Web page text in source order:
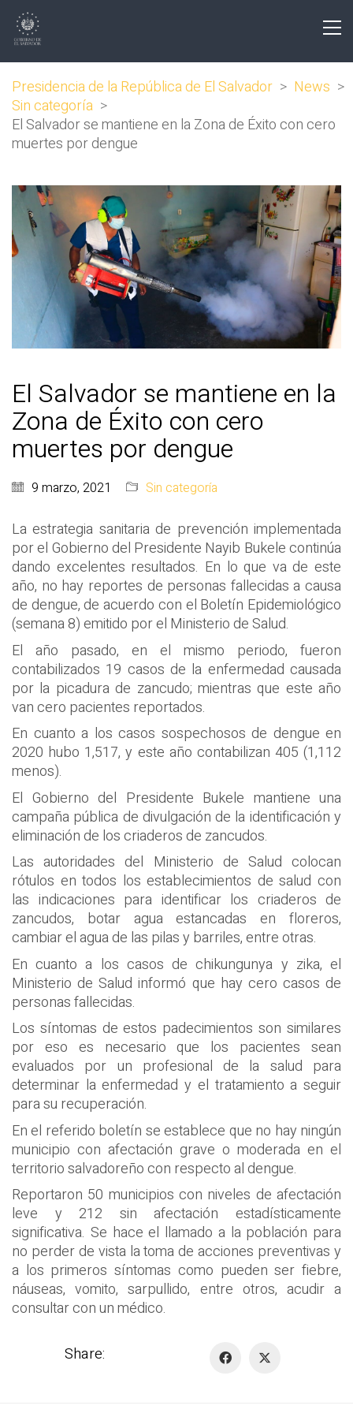
Presidencia de la República de El Salvador > News >
Sin categoría >
El Salvador se mantiene en la Zona de Éxito con cero
muertes por dengue
El Salvador se mantiene en la
Zona de Éxito con cero
muertes por dengue
9 marzo, 2021 Sin categoría
La estrategia sanitaria de prevención implementada
por el Gobierno del Presidente Nayib Bukele continúa
dando excelentes resultados. En lo que va de este
año, no hay reportes de personas fallecidas a causa
de dengue, de acuerdo con el Boletín Epidemiológico
(semana 8) emitido por el Ministerio de Salud.
El año pasado, en el mismo periodo, fueron
contabilizados 19 casos de la enfermedad causada
por la picadura de zancudo; mientras que este año
van cero pacientes reportados.
En cuanto a los casos sospechosos de dengue en
2020 hubo 1,517, y este año contabilizan 405 (1,112
menos).
El Gobierno del Presidente Bukele mantiene una
campaña pública de divulgación de la identificación y
eliminación de los criaderos de zancudos.
Las autoridades del Ministerio de Salud colocan
rótulos en todos los establecimientos de salud con
las indicaciones para identificar los criaderos de
zancudos, botar agua estancadas en floreros,
cambiar el agua de las pilas y barriles, entre otras.
En cuanto a los casos de chikungunya y zika, el
Ministerio de Salud informó que hay cero casos de
personas fallecidas.
Los síntomas de estos padecimientos son similares
por eso es necesario que los pacientes sean
evaluados por un profesional de la salud para
determinar la enfermedad y el tratamiento a seguir
para su recuperación.
En el referido boletín se establece que no hay ningún
municipio con afectación grave o moderada en el
territorio salvadoreño con respecto al dengue.
Reportaron 50 municipios con niveles de afectación
leve y 212 sin afectación estadísticamente
significativa. Se hace el llamado a la población para
no perder de vista la toma de acciones preventivas y
a los primeros síntomas como pueden ser fiebre,
náuseas, vomito, sarpullido, entre otros, acudir a
consultar con un médico.
Share: